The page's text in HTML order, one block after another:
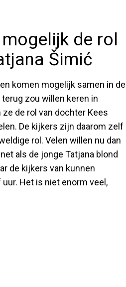
de rol
Šimić
komen mogelijk samen in de
zou willen keren in
de rol van dochter Kees
De kijkers zijn daarom zelf
rol. Velen willen nu dan
als de jonge Tatjana blond
de kijkers van kunnen
Het is niet enorm veel,